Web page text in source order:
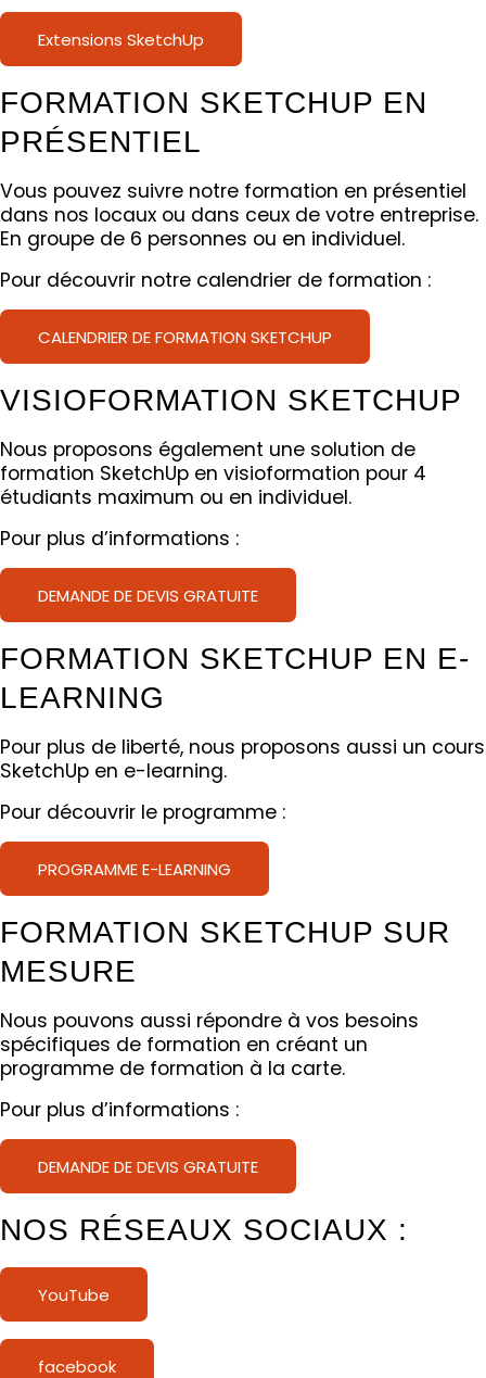
Extensions SketchUp
FORMATION SKETCHUP EN
PRÉSENTIEL
Vous pouvez suivre notre formation en présentiel
dans nos locaux ou dans ceux de votre entreprise.
En groupe de 6 personnes ou en individuel.
Pour découvrir notre calendrier de formation :
CALENDRIER DE FORMATION SKETCHUP
VISIOFORMATION SKETCHUP
Nous proposons également une solution de
formation SketchUp en visioformation pour 4
étudiants maximum ou en individuel.
Pour plus d’informations :
DEMANDE DE DEVIS GRATUITE
FORMATION SKETCHUP EN E-
LEARNING
Pour plus de liberté, nous proposons aussi un cours
SketchUp en e-learning.
Pour découvrir le programme :
PROGRAMME E-LEARNING
FORMATION SKETCHUP SUR
MESURE
Nous pouvons aussi répondre à vos besoins
spécifiques de formation en créant un
programme de formation à la carte.
Pour plus d’informations :
DEMANDE DE DEVIS GRATUITE
NOS RÉSEAUX SOCIAUX :
YouTube
facebook